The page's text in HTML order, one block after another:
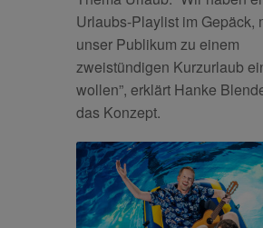
Urlaubs-Playlist im Gepäck,
unser Publikum zu einem
zweistündigen Kurzurlaub
wollen”, erklärt Hanke
das Konzept.